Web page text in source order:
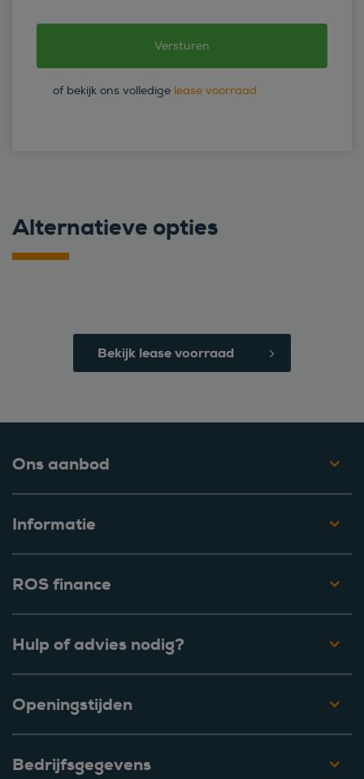
of bekijk ons volledige lease voorraad
Alternatieve opties
Bekijk lease voorraad
Ons aanbod
Informatie
ROS finance
Hulp of advies nodig?
Openingstijden
Bedrijfsgegevens